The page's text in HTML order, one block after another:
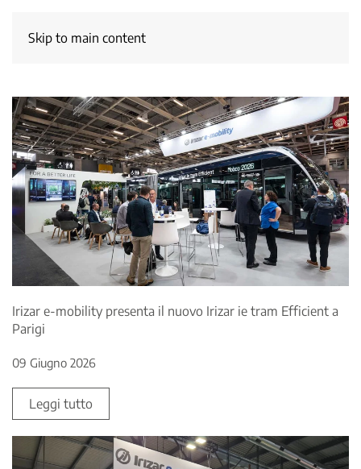
Skip to main content
Irizar e-mobility presenta il nuovo Irizar ie tram Efficient a
Parigi
09 Giugno 2026
Leggi tutto